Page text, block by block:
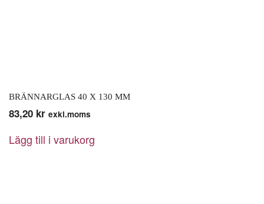
BRÄNNARGLAS 40 X 130 MM
83,20 kr exkl.moms
Lägg till i varukorg